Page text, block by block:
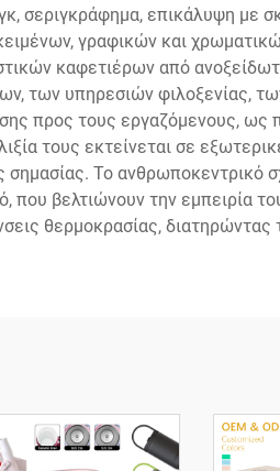
σεριγκράφημα, επικάλυψη με
γραφικών και
καφετιέρων από
των υπηρεσιών φιλοξενίας,
προς τους εργαζόμενους, ως
τους εκτείνεται σε
σημασίας. Το ανθρωποκεντρικό
που βελτιώνουν την εμπειρία
θερμοκρασίας,